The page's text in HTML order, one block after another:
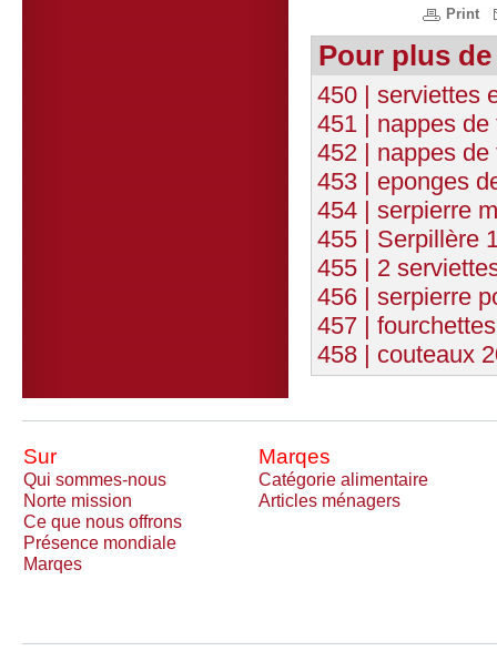
Print
Pour plus
450 | serviettes
451 | nappes
452 | nappes
453 | eponges
454 | serpierre
455 | Serpillère
455 | 2
456 | serpierre
457 |
458 | couteaux
Sur Marqes
Qui sommes-nous
Catégorie alimentaire
Norte mission
Articles ménagers
Ce que nous offrons
Présence mondiale
Marqes